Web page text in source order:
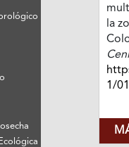
la
1/